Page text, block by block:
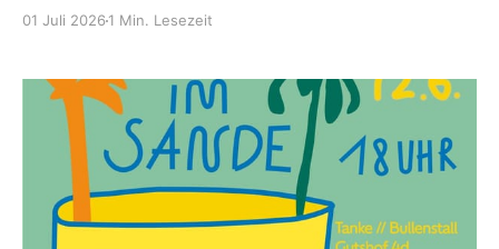
01 Juli 2026 1 Min. Lesezeit